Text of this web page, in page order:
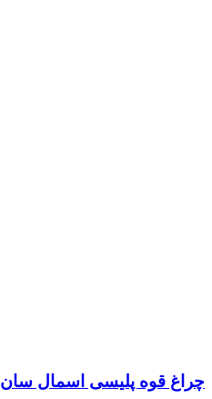
چراغ قوه پلیسی اسمال سان T176